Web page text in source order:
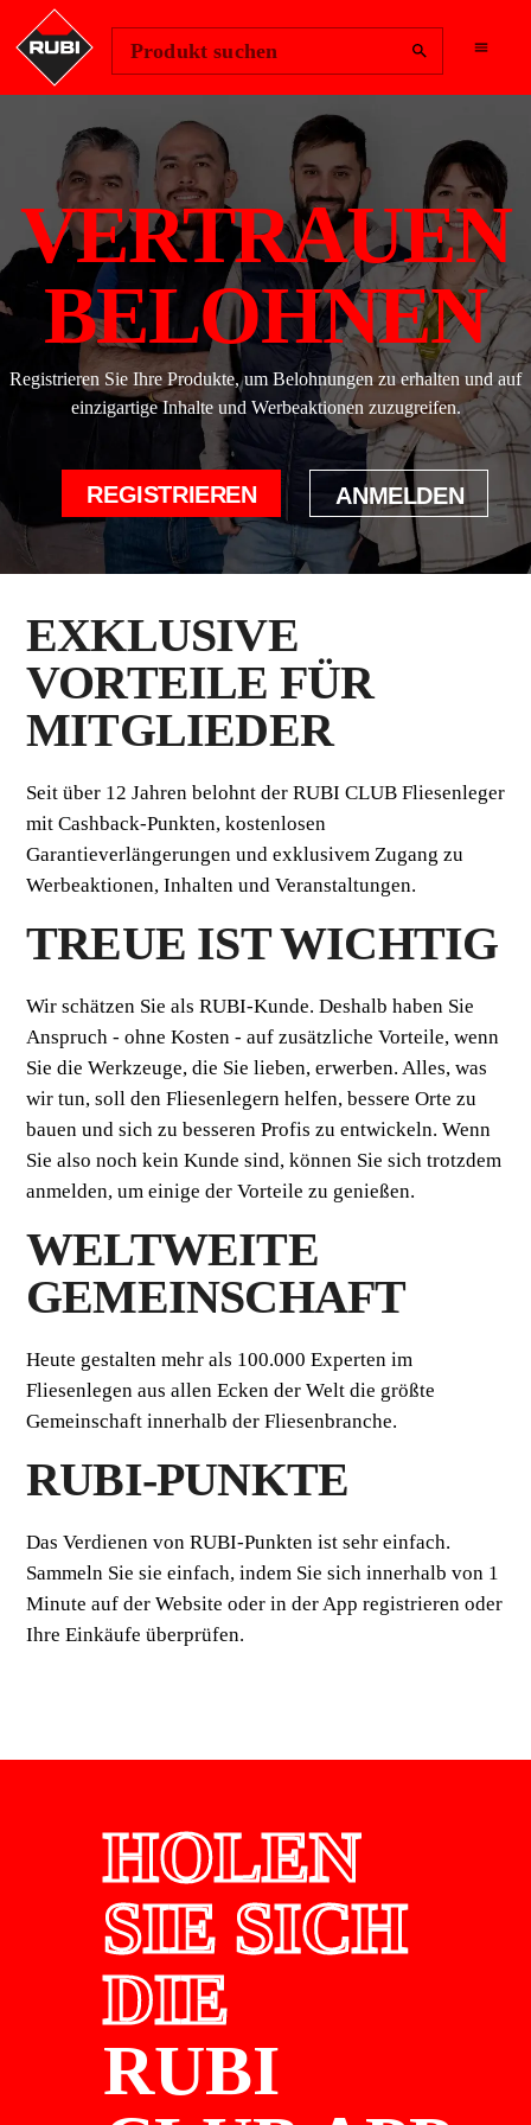
Produkt suchen
VERTRAUEN
BELOHNEN
Registrieren Sie Ihre Produkte, um Belohnungen zu erhalten und auf
einzigartige Inhalte und Werbeaktionen zuzugreifen.
REGISTRIEREN ANMELDEN
EXKLUSIVE
VORTEILE FÜR
MITGLIEDER
Seit über 12 Jahren belohnt der RUBI CLUB Fliesenleger
mit Cashback-Punkten, kostenlosen
Garantieverlängerungen und exklusivem Zugang zu
Werbeaktionen, Inhalten und Veranstaltungen.
TREUE IST WICHTIG
Wir schätzen Sie als RUBI-Kunde. Deshalb haben Sie
Anspruch - ohne Kosten - auf zusätzliche Vorteile, wenn
Sie die Werkzeuge, die Sie lieben, erwerben. Alles, was
wir tun, soll den Fliesenlegern helfen, bessere Orte zu
bauen und sich zu besseren Profis zu entwickeln. Wenn
Sie also noch kein Kunde sind, können Sie sich trotzdem
anmelden, um einige der Vorteile zu genießen.
WELTWEITE
GEMEINSCHAFT
Heute gestalten mehr als 100.000 Experten im
Fliesenlegen aus allen Ecken der Welt die größte
Gemeinschaft innerhalb der Fliesenbranche.
RUBI-PUNKTE
Das Verdienen von RUBI-Punkten ist sehr einfach.
Sammeln Sie sie einfach, indem Sie sich innerhalb von 1
Minute auf der Website oder in der App registrieren oder
Ihre Einkäufe überprüfen.
HOLEN
SIE SICH
DIE
RUBI